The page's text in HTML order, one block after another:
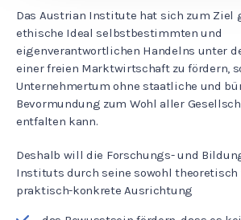
Das Austrian Institute hat sich zum Ziel
ethische Ideal selbstbestimmten und
eigenverantwortlichen Handelns unter
einer freien Marktwirtschaft zu fördern,
Unternehmertum ohne staatliche und
Bevormundung zum Wohl aller
entfalten kann.
Deshalb will die Forschungs- und
Instituts durch seine sowohl theoretisch
praktisch-konkrete Ausrichtung